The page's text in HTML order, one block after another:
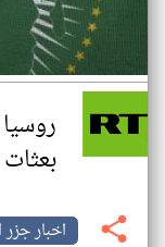
بعثات
اخبار جزر